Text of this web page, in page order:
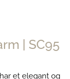
| SC95
et elegant og